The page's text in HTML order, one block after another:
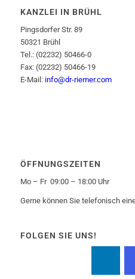
KANZLEI IN BRÜHL
Pingsdorfer Str. 89
50321 Brühl
Tel.: (02232) 50466-0
Fax: (02232) 50466-19
E-Mail: info@dr-riemer.com
ÖFFNUNGSZEITEN
Mo – Fr 09:00 – 18:00 Uhr
Gerne können Sie telefonisch
FOLGEN SIE UNS!